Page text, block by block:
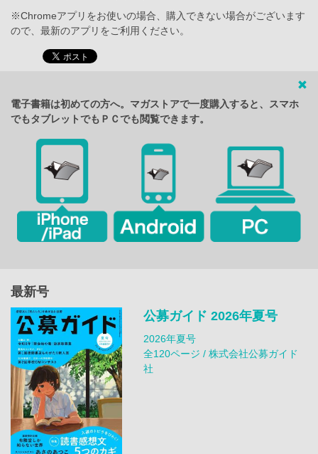
※Chromeアプリをお使いの場合、購入できない場合がございます
ので、最新のアプリをご利用ください。
電子書籍は初めての方へ。マガストアで一度購入すると、スマホ
でもタブレットでもＰＣでも閲覧できます。
最新号
公募ガイド 2026年夏号
2026年夏号
全120ページ / 株式会社公募ガイド
社